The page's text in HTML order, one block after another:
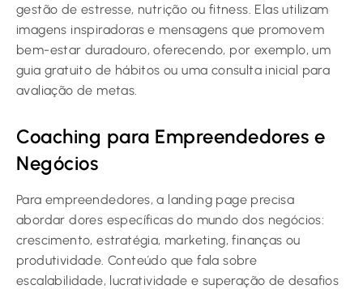
gestão de estresse, nutrição ou fitness. Elas utilizam
imagens inspiradoras e mensagens que promovem
bem-estar duradouro, oferecendo, por exemplo, um
guia gratuito de hábitos ou uma consulta inicial para
avaliação de metas.
Coaching para Empreendedores e
Negócios
Para empreendedores, a landing page precisa
abordar dores específicas do mundo dos negócios:
crescimento, estratégia, marketing, finanças ou
produtividade. Conteúdo que fala sobre
escalabilidade, lucratividade e superação de desafios